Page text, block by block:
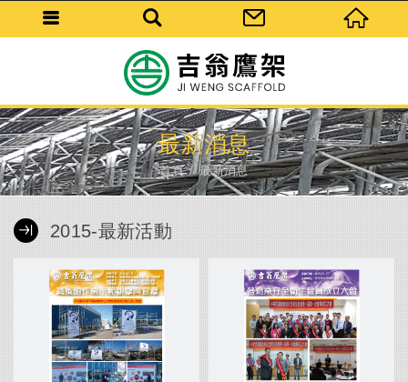
最新消息
首頁 最新消息
2015-最新活動